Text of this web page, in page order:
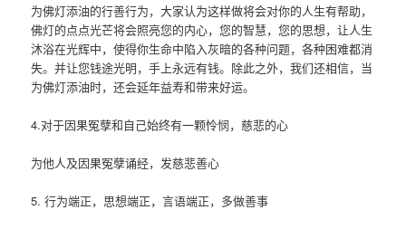
为佛灯添油的行善行为，大家认为这样做将会对你的人生有帮助，
佛灯的点点光芒将会照亮您的内心，您的智慧，您的思想，让人生
沐浴在光辉中，使得你生命中陷入灰暗的各种问题，各种困难都消
失。并让您钱途光明，手上永远有钱。除此之外，我们还相信，当
为佛灯添油时，还会延年益寿和带来好运。
4.对于因果冤孽和自己始终有一颗怜悯，慈悲的心
为他人及因果冤孽诵经，发慈悲善心
5. 行为端正，思想端正，言语端正，多做善事